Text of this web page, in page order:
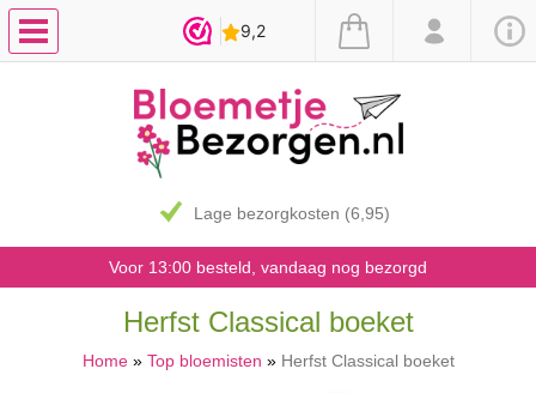
Lage bezorgkosten (6,95)
Voor 13:00 besteld, vandaag nog bezorgd
Herfst Classical boeket
Home» Top bloemisten » Herfst Classical boeket